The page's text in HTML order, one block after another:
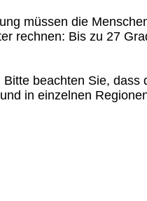
müssen die
rechnen: Bis zu 27
Bitte beachten Sie, dass
in einzelnen